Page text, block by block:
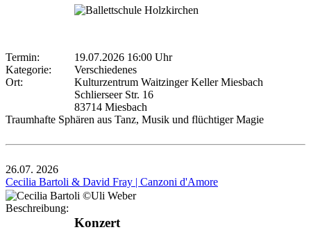
Termin:
19.07.2026 16:00 Uhr
Kategorie:
Verschiedenes
Ort:
Kulturzentrum Waitzinger Keller Miesbach
Schlierseer Str. 16
83714 Miesbach
Traumhafte Sphären aus Tanz, Musik und flüchtiger Magie
26.07. 2026
Cecilia Bartoli & David Fray | Canzoni d'Amore
Beschreibung:
Konzert